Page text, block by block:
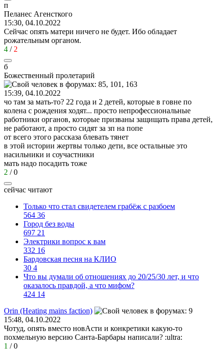
п
Пеланес Агенсткого
15:30, 04.10.2022
Сейчас опять матери ничего не будет. Ибо обладает
рожательным органом.
4 / 2
б
Божественный пролетарий
15:39, 04.10.2022
чо там за мать-то? 22 года и 2 детей, которые в говне по
колена с рождения ходят... просто непрофессиональные
работники органов, которые призваны защищать права детей,
не работают, а просто сидят за зп на попе
от всего этого рассказа блевать тянет
в этой истории жертвы только дети, все остальные это
насильники и соучастники
мать надо посадить тоже
2 /0
сейчас читают
Только что стал свидетелем грабёж с разбоем
564 36
Город без воды
697 21
Электрики вопрос к вам
332 16
Бардовская песня на КЛИО
30 4
Что вы думали об отношениях до 20/25/30 лет, и что
оказалось правдой, а что мифом?
424 14
Orin (Heating mains faction)
15:48, 04.10.2022
Чотуд, опять вместо новАсти и конкретики какую-то
похмельную версию Санта-Барбары написали? :ultra:
1 /0